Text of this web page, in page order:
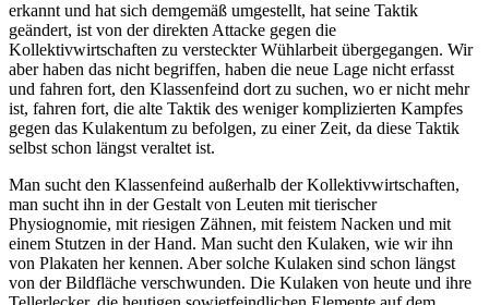
erkannt und hat sich demgemäß umgestellt, hat seine Taktik
geändert, ist von der direkten Attacke gegen die
Kollektivwirtschaften zu versteckter Wühlarbeit übergegangen. Wir
aber haben das nicht begriffen, haben die neue Lage nicht erfasst
und fahren fort, den Klassenfeind dort zu suchen, wo er nicht mehr
ist, fahren fort, die alte Taktik des weniger komplizierten Kampfes
gegen das Kulakentum zu befolgen, zu einer Zeit, da diese Taktik
selbst schon längst veraltet ist.
Man sucht den Klassenfeind außerhalb der Kollektivwirtschaften,
man sucht ihn in der Gestalt von Leuten mit tierischer
Physiognomie, mit riesigen Zähnen, mit feistem Nacken und mit
einem Stutzen in der Hand. Man sucht den Kulaken, wie wir ihn
von Plakaten her kennen. Aber solche Kulaken sind schon längst
von der Bildfläche verschwunden. Die Kulaken von heute und ihre